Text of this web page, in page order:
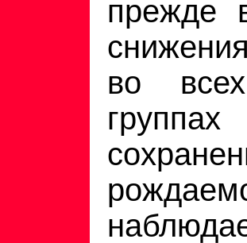
прежде
во